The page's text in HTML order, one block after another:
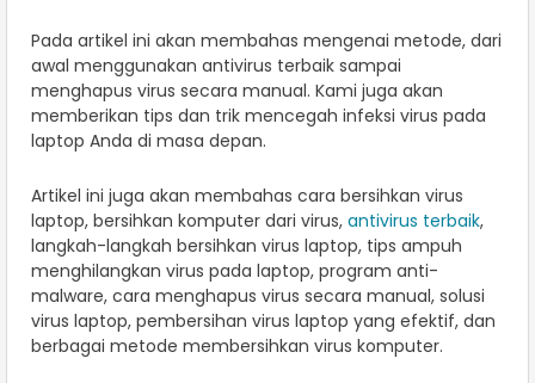
Pada artikel ini akan membahas mengenai metode, dari
awal menggunakan antivirus terbaik sampai
menghapus virus secara manual. Kami juga akan
memberikan tips dan trik mencegah infeksi virus pada
laptop Anda di masa depan.
Artikel ini juga akan membahas cara bersihkan virus
laptop, bersihkan komputer dari virus, antivirus terbaik,
langkah-langkah bersihkan virus laptop, tips ampuh
menghilangkan virus pada laptop, program anti-
malware, cara menghapus virus secara manual, solusi
virus laptop, pembersihan virus laptop yang efektif, dan
berbagai metode membersihkan virus komputer.